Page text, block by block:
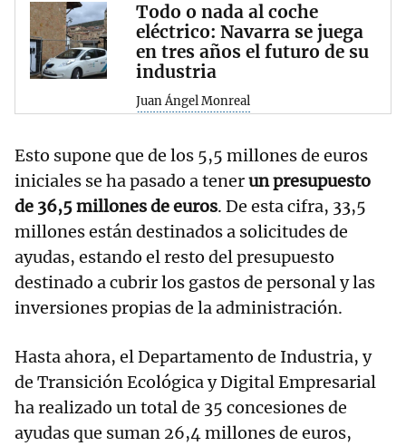
Todo o nada al coche
eléctrico: Navarra se juega
en tres años el futuro de su
industria
Juan Ángel Monreal
Esto supone que de los 5,5 millones de euros
iniciales se ha pasado a tenerun presupuesto
de 36,5 millones de euros. De esta cifra, 33,5
millones están destinados a solicitudes de
ayudas, estando el resto del presupuesto
destinado a cubrir los gastos de personal y las
inversiones propias de la administración.
Hasta ahora, el Departamento de Industria, y
de Transición Ecológica y Digital Empresarial
ha realizado un total de 35 concesiones de
ayudas que suman 26,4 millones de euros,